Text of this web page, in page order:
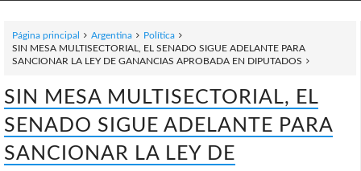
Página principal Argentina
Política
SIN MESA MULTISECTORIAL, EL SENADO SIGUE ADELANTE PARA
SANCIONAR LA LEY DE GANANCIAS APROBADA EN DIPUTADOS
SIN MESA MULTISECTORIAL, EL
SENADO SIGUE ADELANTE PARA
SANCIONAR LA LEY DE